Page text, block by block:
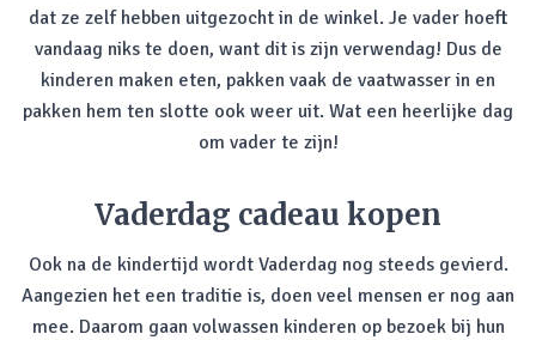
dat ze zelf hebben uitgezocht in de winkel. Je vader hoeft
vandaag niks te doen, want dit is zijn verwendag! Dus de
kinderen maken eten, pakken vaak de vaatwasser in en
pakken hem ten slotte ook weer uit. Wat een heerlijke dag
om vader te zijn!
Vaderdag cadeau kopen
Ook na de kindertijd wordt Vaderdag nog steeds gevierd.
Aangezien het een traditie is, doen veel mensen er nog aan
mee. Daarom gaan volwassen kinderen op bezoek bij hun